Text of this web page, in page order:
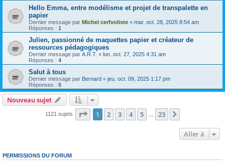
Hello Emma, entre modélisme et projet de transpalette en
papier
Dernier message par Michel cerfvoliste « mar. oct. 28, 2025 8:54 am
Réponses : 1
Julien, passionné de maquettes papier et créateur de
ressources pédagogiques
Dernier message par A.R.T. « lun. oct. 27, 2025 4:31 am
Réponses : 4
Salut à tous
Dernier message par Bernard « jeu. oct. 09, 2025 1:17 pm
Réponses : 5
Nouveau sujet
1121 sujets Page 1sur23
1 2 3 4 5 … 23
Aller à
PERMISSIONS DU FORUM